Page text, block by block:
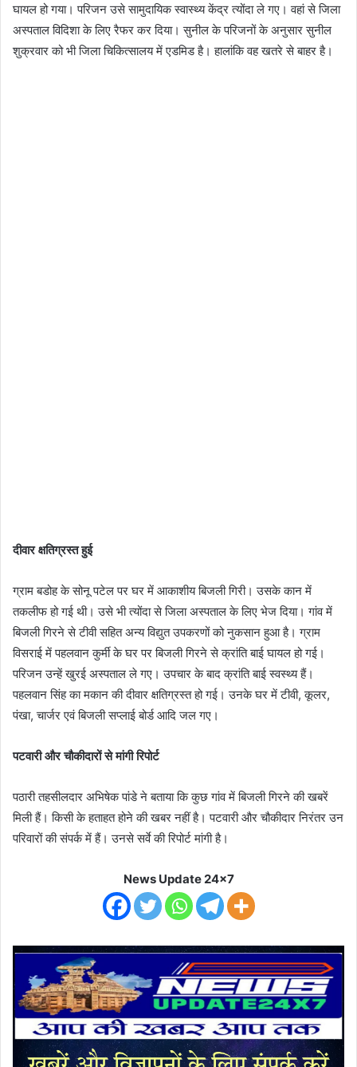
घायल हो गया। परिजन उसे सामुदायिक स्वास्थ्य केंद्र त्योंदा ले गए। वहां से जिला
अस्पताल विदिशा के लिए रैफर कर दिया। सुनील के परिजनों के अनुसार सुनील
शुक्रवार को भी जिला चिकित्सालय में एडमिड है। हालांकि वह खतरे से बाहर है।
दीवार क्षतिग्रस्त हुई
ग्राम बडोह के सोनू पटेल पर घर में आकाशीय बिजली गिरी। उसके कान में
तकलीफ हो गई थी। उसे भी त्योंदा से जिला अस्पताल के लिए भेज दिया। गांव में
बिजली गिरने से टीवी सहित अन्य विद्युत उपकरणों को नुकसान हुआ है। ग्राम
विसराई में पहलवान कुर्मी के घर पर बिजली गिरने से क्रांति बाई घायल हो गई।
परिजन उन्हें खुरई अस्पताल ले गए। उपचार के बाद क्रांति बाई स्वस्थ्य हैं।
पहलवान सिंह का मकान की दीवार क्षतिग्रस्त हो गई। उनके घर में टीवी, कूलर,
पंखा, चार्जर एवं बिजली सप्लाई बोर्ड आदि जल गए।
पटवारी और चौकीदारों से मांगी रिपोर्ट
पठारी तहसीलदार अभिषेक पांडे ने बताया कि कुछ गांव में बिजली गिरने की खबरें
मिली हैं। किसी के हताहत होने की खबर नहीं है। पटवारी और चौकीदार निरंतर उन
परिवारों की संपर्क में हैं। उनसे सर्वे की रिपोर्ट मांगी है।
News Update 24x7